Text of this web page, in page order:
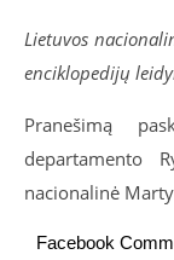
Lietuvos
enciklopedijų
Pranešimą
departamento
nacionalinė
Facebook